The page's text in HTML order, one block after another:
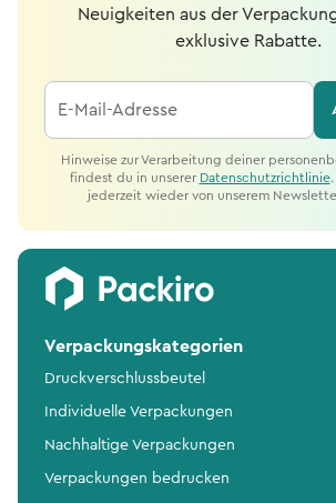
Neuigkeiten aus der
exklusive Rabatte.
E-Mail-Adresse
Hinweise zur Verarbeitung deiner
findest du in unserer Datenschutzrichtlinie.
jederzeit wieder von unserem
Verpackungskategorien
Druckverschlussbeutel
Individuelle Verpackungen
Nachhaltige Verpackungen
Verpackungen bedrucken